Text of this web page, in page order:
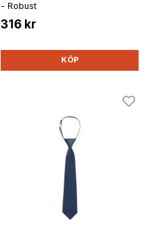
- Robust
316 kr
KÖP